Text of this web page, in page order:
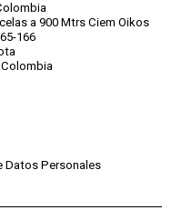
a 900 Mtrs Ciem Oikos
166
Datos Personales